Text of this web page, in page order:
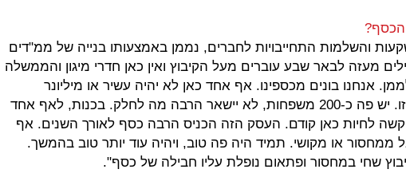
והשלמות התחייבויות לחברים, נממן באמצעותו בנייה של ממ"דים
מעזה לבאר שבע עוברים מעל הקיבוץ ואין כאן חדרי מיגון והממשלה
אנחנו בונים מכספינו. אף אחד כאן לא יהיה עשיר או מיליונר
מהעסקה הזו. יש פה כ-200 משפחות, לא יישאר הרבה מה לחלק. בכנות, לאף אחד
לחיות כאן קודם. העסק הזה הכניס הרבה כסף לאורך השנים. אף
או מקושי. תמיד היה פה טוב, ויהיה עוד יותר טוב בהמשך.
שחי במחסור ופתאום נופלת עליו חבילה של כסף".